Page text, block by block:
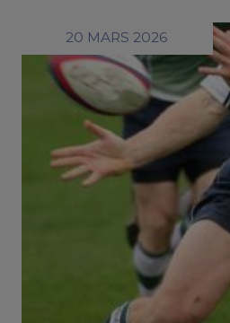
20 MARS 2026